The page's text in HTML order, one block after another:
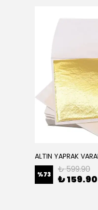
%73 ₺ 599.90
₺ 159.90